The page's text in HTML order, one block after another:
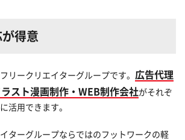
得意
リークリエイターグループです。 広告代理
スト漫画制作・WEB制作会社がそれぞ
活用できます。
ターグループならではのフットワークの軽